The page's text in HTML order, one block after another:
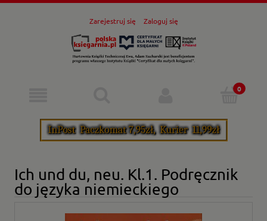
Zarejestruj się Zaloguj się
Ich und du, neu. Kl.1. Podręcznik
do języka niemieckiego